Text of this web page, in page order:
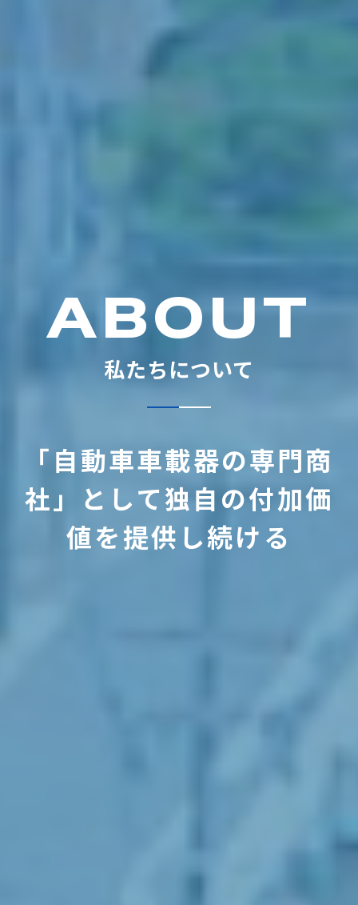
ABOUT
私たちについて
「自動車車載器の専門商
社」として独自の付加価
値を提供し続ける